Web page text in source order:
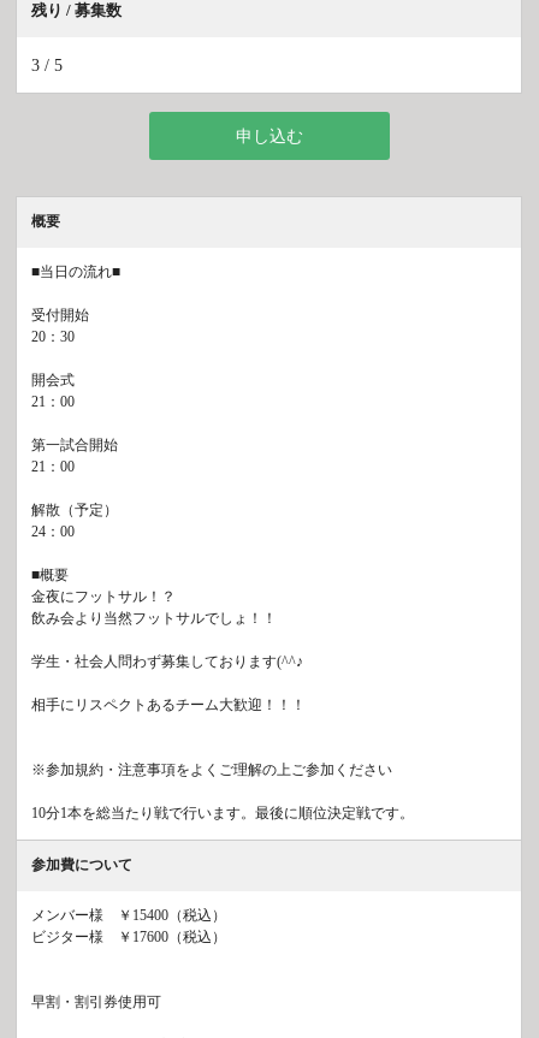
残り / 募集数
3 / 5
申し込む
概要
■当日の流れ■
受付開始
20：30
開会式
21：00
第一試合開始
21：00
解散（予定）
24：00
■概要
金夜にフットサル！？
飲み会より当然フットサルでしょ！！
学生・社会人問わず募集しております(^^♪
相手にリスペクトあるチーム大歓迎！！！
※参加規約・注意事項をよくご理解の上ご参加ください
10分1本を総当たり戦で行います。最後に順位決定戦です。
参加費について
メンバー様 ￥15400（税込）
ビジター様 ￥17600（税込）
早割・割引券使用可